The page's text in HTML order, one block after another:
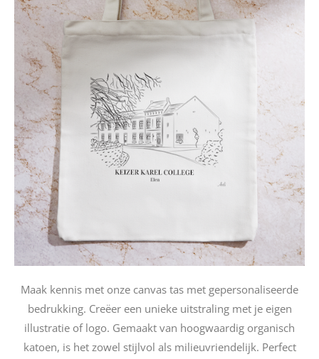
Maak kennis met onze canvas tas met gepersonaliseerde
bedrukking. Creëer een unieke uitstraling met je eigen
illustratie of logo. Gemaakt van hoogwaardig organisch
katoen, is het zowel stijlvol als milieuvriendelijk. Perfect